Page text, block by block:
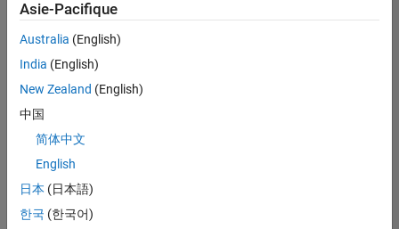
lieu
pour
l’ensemble
des
opportunités
votre
région.
Senior Software Quality Engineer
Senior
Asie-Pacifique
Australia (English)
India (English)
New Zealand (English)
中国
简体中文
English
日本 (日本語)
한국 (한국어)